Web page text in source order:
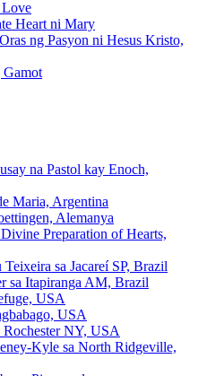
Love
Heart ni Mary
ng Pasyon ni Hesus Kristo,
Gamot
na Pastol kay Enoch,
Maria, Argentina
Alemanya
Preparation of Hearts,
sa Jacareí SP, Brazil
sa Itapiranga AM, Brazil
USA
USA
Rochester NY, USA
Kyle sa North Ridgeville,